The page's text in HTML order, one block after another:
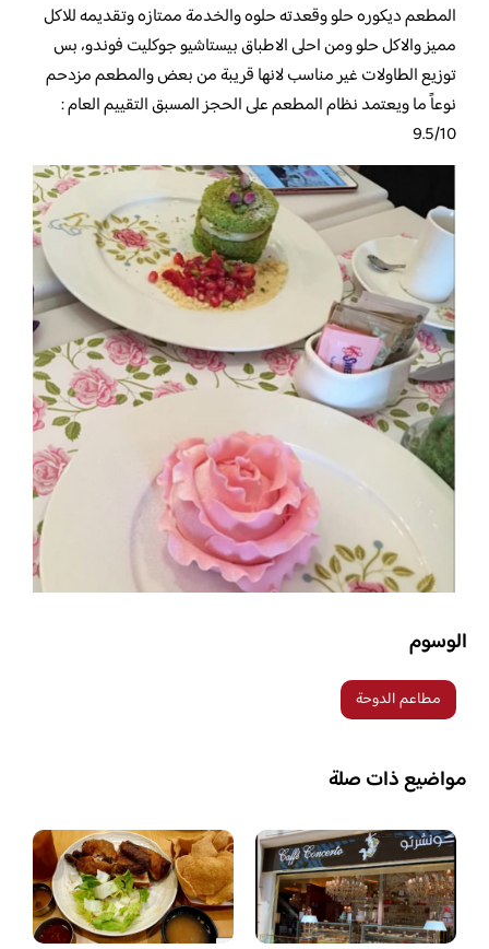
المطعم ديكوره حلو وقعدته حلوه والخدمة ممتازه وتقديمه للاكل
مميز والاكل حلو ومن احلى الاطباق بيستاشيو جوكليت فوندو، بس
توزيع الطاولات غير مناسب لانها قريبة من بعض والمطعم مزدحم
نوعاً ما ويعتمد نظام المطعم على الحجز المسبق التقييم العام :
9.5/10
الوسوم
مطاعم الدوحة
مواضيع ذات صلة